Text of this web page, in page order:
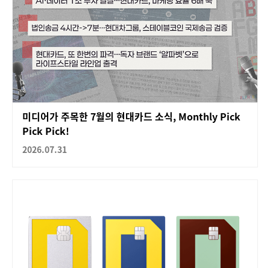
미디어가 주목한 7월의 현대카드 소식, Monthly Pick
Pick Pick!
2026.07.31